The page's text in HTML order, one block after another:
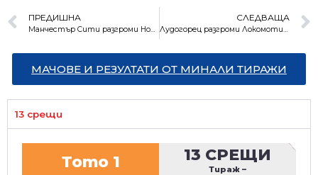
ПРЕДИШНА
Манчестър Сити разгроми Норич
СЛЕДВАЩА
Лудогорец разгроми Локомотив (София) преди реванша с Малмьо
МАЧОВЕ И РЕЗУЛТАТИ ОТ МИНАЛИ ТИРАЖИ
13 срещи
Тото 1 13 СРЕЩИ
Тираж –